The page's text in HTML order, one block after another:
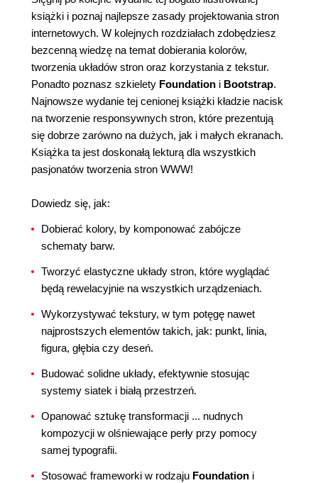
książki i poznaj najlepsze zasady projektowania stron
internetowych. W kolejnych rozdziałach zdobędziesz
bezcenną wiedzę na temat dobierania kolorów,
tworzenia układów stron oraz korzystania z tekstur.
Ponadto poznasz szkielety Foundation i Bootstrap.
Najnowsze wydanie tej cenionej książki kładzie nacisk
na tworzenie responsywnych stron, które prezentują
się dobrze zarówno na dużych, jak i małych ekranach.
Książka ta jest doskonałą lekturą dla wszystkich
pasjonatów tworzenia stron WWW!
Dowiedz się, jak:
Dobierać kolory, by komponować zabójcze
schematy barw.
Tworzyć elastyczne układy stron, które wyglądać
będą rewelacyjnie na wszystkich urządzeniach.
Wykorzystywać tekstury, w tym potęgę nawet
najprostszych elementów takich, jak: punkt, linia,
figura, głębia czy deseń.
Budować solidne układy, efektywnie stosując
systemy siatek i białą przestrzeń.
Opanować sztukę transformacji ... nudnych
kompozycji w olśniewające perły przy pomocy
samej typografii.
Stosować frameworki w rodzaju Foundation i